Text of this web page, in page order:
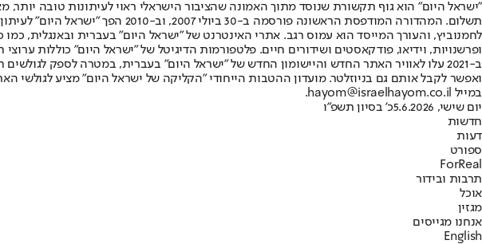
"ישראל היום" הוא גוף תקשורת שנוסד מתוך האמונה שהציבור הישראלי ראוי לעיתונות טובה יותר,
תשלום. המהדורה המודפסת הראשונה
ופרשנויות, וידיאו, פודקאסטים ושידורים חיים. פלטפורמות הדיגיטל של "ישראל היום" כוללות
ב-2021 עלו לאוויר האתר החדש והיישומון החדש של "ישראל היום" בעברית, במטרה לספק
ואפשר לקבל אותם גם בניוזלטר. מועדון ההטבות הייחודי "הקליקה של ישראל היום" מציע לגולשי
במייל hayom@israelhayom.co.il.
יום שישי, 5.6.2026
כ' בסיון תשפ"ו
חדשות
דעות
ספורט
ForReal
תרבות ובידור
אוכל
מגזין
אנחנו מגייסים
English